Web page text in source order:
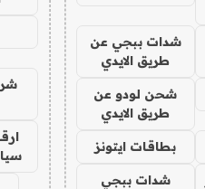
شدات ببجي عن
طريق الايدي
شحن لودو عن
طريق الايدي
بطاقات ايتونز
شدات ببجي